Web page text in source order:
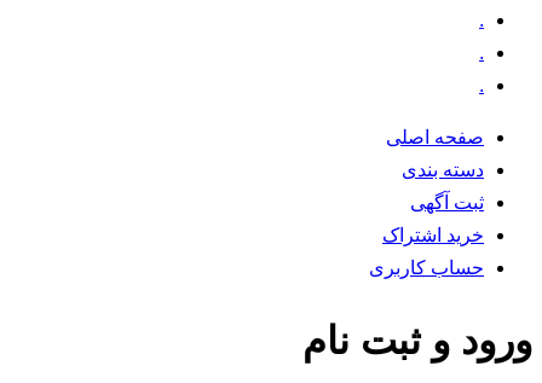
.
.
.
صفحه اصلی
دسته بندی
ثبت آگهی
خرید اشتراک
حساب کاربری
ورود و ثبت نام